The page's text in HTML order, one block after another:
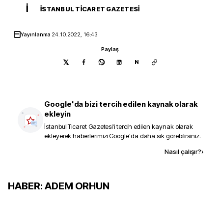
İ İSTANBUL TICARET GAZETESI
Yayınlanma 24.10.2022, 16:43
Paylaş
N
Google'da bizi tercih edilen kaynak olarak
ekleyin
İstanbul Ticaret Gazetesi'i tercih edilen kaynak olarak
ekleyerek haberlerimizi Google'da daha sık görebilirsiniz.
Nasıl çalışır?›
HABER: ADEM ORHUN